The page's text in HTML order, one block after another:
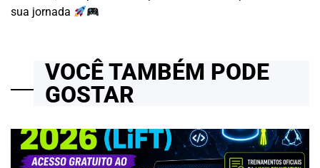
sua jornada
VOCÊ TAMBÉM PODE
GOSTAR